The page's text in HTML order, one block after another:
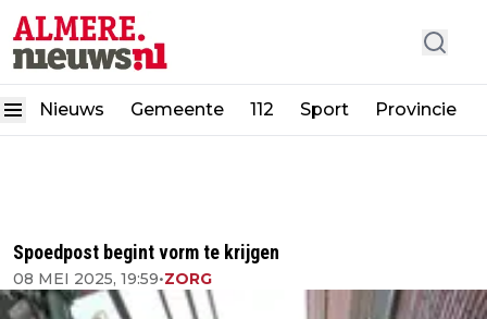
Nieuws Gemeente 112 Sport Provincie
Spoedpost begint vorm te krijgen
08 MEI 2025, 19:59•ZORG